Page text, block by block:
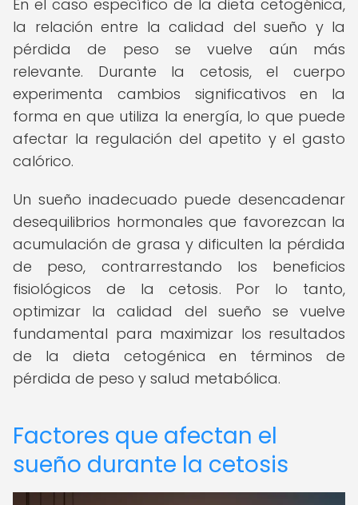
En el caso específico de la dieta cetogénica,
la relación entre la calidad del sueño y la
pérdida de peso se vuelve aún más
relevante. Durante la cetosis, el cuerpo
experimenta cambios significativos en la
forma en que utiliza la energía, lo que puede
afectar la regulación del apetito y el gasto
calórico.
Un sueño inadecuado puede desencadenar
desequilibrios hormonales que favorezcan la
acumulación de grasa y dificulten la pérdida
de peso, contrarrestando los beneficios
fisiológicos de la cetosis. Por lo tanto,
optimizar la calidad del sueño se vuelve
fundamental para maximizar los resultados
de la dieta cetogénica en términos de
pérdida de peso y salud metabólica.
Factores que afectan el
sueño durante la cetosis